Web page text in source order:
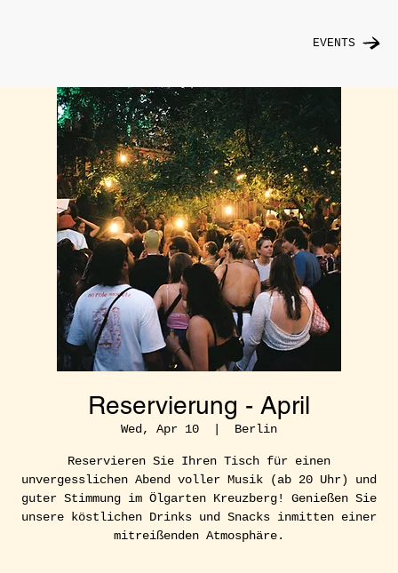
EVENTS
Reservierung - April
Wed, Apr 10
  |
Berlin
Reservieren Sie Ihren Tisch für einen
unvergesslichen Abend voller Musik (ab 20 Uhr) und
guter Stimmung im Ölgarten Kreuzberg! Genießen Sie
unsere köstlichen Drinks und Snacks inmitten einer
mitreißenden Atmosphäre.